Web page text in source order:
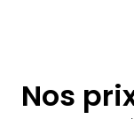
Nos